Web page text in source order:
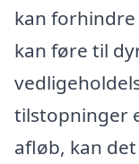
kan
kan føre til
tilstopninger
afløb, kan